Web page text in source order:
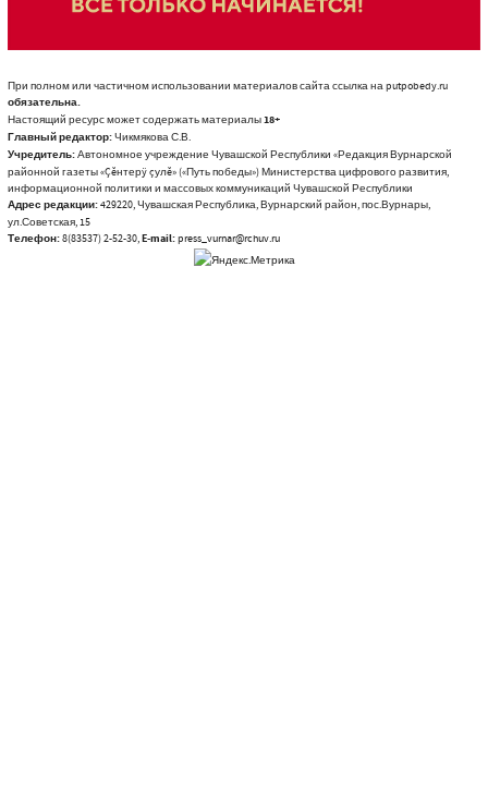
При полном или частичном использовании материалов сайта ссылка на putpobedy.ru
обязательна.
Настоящий ресурс может содержать материалы18+
Главный редактор:Чикмякова С.В.
Учредитель:Автономное учреждение Чувашской Республики «Редакция Вурнарской
районной газеты «Çĕнтерÿ çулĕ» («Путь победы») Министерства цифрового развития,
информационной политики и массовых коммуникаций Чувашской Республики
Адрес редакции:429220, Чувашская Республика, Вурнарский район, пос.Вурнары,
ул.Советская, 15
Телефон:8(83537) 2-52-30,E-mail:press_vurnar@rchuv.ru